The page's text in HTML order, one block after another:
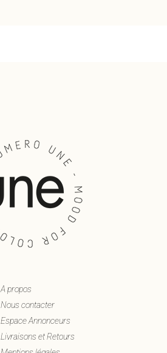
A propos
Nous contacter
Espace Annonceurs
Livraisons et Retours